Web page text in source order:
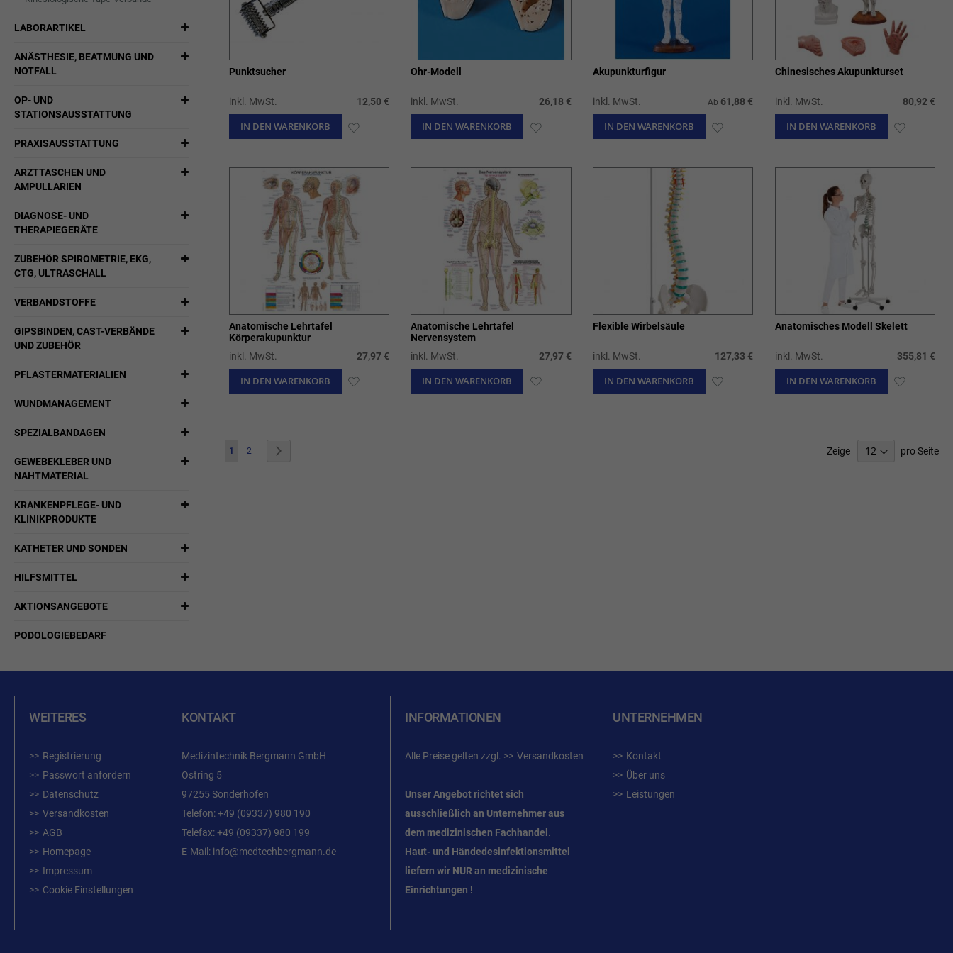
Punktsucher
inkl. MwSt. 12,50 €
IN DEN WARENKORB
Ohr-Modell
inkl. MwSt. 26,18 €
IN DEN WARENKORB ZUR
Akupunkturfigur
inkl. MwSt. Ab 61,88 €
IN DEN WARENKORB
Chinesisches Akupunkturset
inkl. MwSt. 80,92 €
IN DEN WARENKORB
Anatomische Lehrtafel
Körperakupunktur
inkl. MwSt.
27,97 €
IN DEN WARENKORB
Anatomische Lehrtafel
Nervensystem
inkl. MwSt.
27,97 €
IN DEN WARENKORB ZUR
Flexible Wirbelsäule
inkl. MwSt. 127,33 €
IN DEN WARENKORB
Anatomisches Modell Skelett
inkl. MwSt. 355,81 €
IN DEN WARENKORB
Seite
Sie lesen gerade die Seite
1 Seite
2 Zeige pro Seite
LABORARTIKEL
ANÄSTHESIE, BEATMUNG UND
NOTFALL
OP- UND
STATIONSAUSSTATTUNG
PRAXISAUSSTATTUNG
ARZTTASCHEN UND
AMPULLARIEN
DIAGNOSE- UND
THERAPIEGERÄTE
ZUBEHÖR SPIROMETRIE, EKG,
CTG, ULTRASCHALL
VERBANDSTOFFE
GIPSBINDEN, CAST-VERBÄNDE
UND ZUBEHÖR
PFLASTERMATERIALIEN
WUNDMANAGEMENT
SPEZIALBANDAGEN
GEWEBEKLEBER UND
NAHTMATERIAL
KRANKENPFLEGE- UND
KLINIKPRODUKTE
KATHETER UND SONDEN
HILFSMITTEL
AKTIONSANGEBOTE
PODOLOGIEBEDARF
WEITERES
Registrierung
Passwort anfordern
Datenschutz
Versandkosten
AGB
Homepage
Impressum
Cookie Einstellungen
KONTAKT
Medizintechnik Bergmann GmbH
Ostring 5
97255 Sonderhofen
Telefon:+49 (09337) 980 190
Telefax: +49 (09337) 980 199
E-Mail: info@medtechbergmann.de
INFORMATIONEN
Alle Preise gelten zzgl. Versandkosten
Unser Angebot richtet sich
ausschließlich an Unternehmeraus
dem medizinischen Fachhandel.
Haut- und Händedesinfektionsmittel
liefern wir NUR an medizinische
Einrichtungen !
UNTERNEHMEN
Kontakt
Über uns
Leistungen